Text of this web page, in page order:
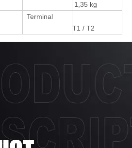
1,35 kg
Terminal
T1 / T2